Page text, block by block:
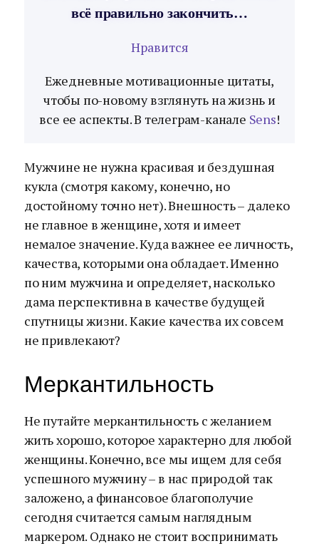
всё правильно закончить…
Нравится
Ежедневные мотивационные цитаты,
чтобы по-новому взглянуть на жизнь и
все ее аспекты. В телеграм-канале Sens!
Мужчине не нужна красивая и бездушная
кукла (смотря какому, конечно, но
достойному точно нет). Внешность – далеко
не главное в женщине, хотя и имеет
немалое значение. Куда важнее ее личность,
качества, которыми она обладает. Именно
по ним мужчина и определяет, насколько
дама перспективна в качестве будущей
спутницы жизни. Какие качества их совсем
не привлекают?
Меркантильность
Не путайте меркантильность с желанием
жить хорошо, которое характерно для любой
женщины. Конечно, все мы ищем для себя
успешного мужчину – в нас природой так
заложено, а финансовое благополучие
сегодня считается самым наглядным
маркером. Однако не стоит воспринимать